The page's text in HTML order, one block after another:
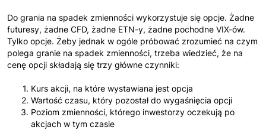
Do grania na spadek zmienności wykorzystuje się opcje. Żadne
futuresy, żadne CFD, żadne ETN-y, żadne pochodne VIX-ów.
Tylko opcje. Żeby jednak w ogóle próbować zrozumieć na czym
polega granie na spadek zmienności, trzeba wiedzieć, że na
cenę opcji składają się trzy główne czynniki:
Kurs akcji, na które wystawiana jest opcja
Wartość czasu, który pozostał do wygaśnięcia opcji
Poziom zmienności, którego inwestorzy oczekują po
akcjach w tym czasie